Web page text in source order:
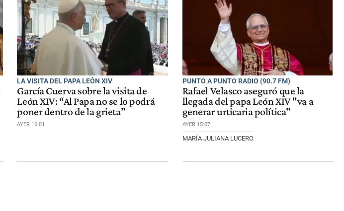
LA VISITA DEL PAPA LEÓN XIV
García Cuerva sobre la visita de
León XIV: “Al Papa no se lo podrá
poner dentro de la grieta”
AYER 16:01
PUNTO A PUNTO RADIO (90.7 FM)
Rafael Velasco aseguró que la
llegada del papa León XIV "va a
generar urticaria política"
AYER 15:07
MARÍA JULIANA LUCERO